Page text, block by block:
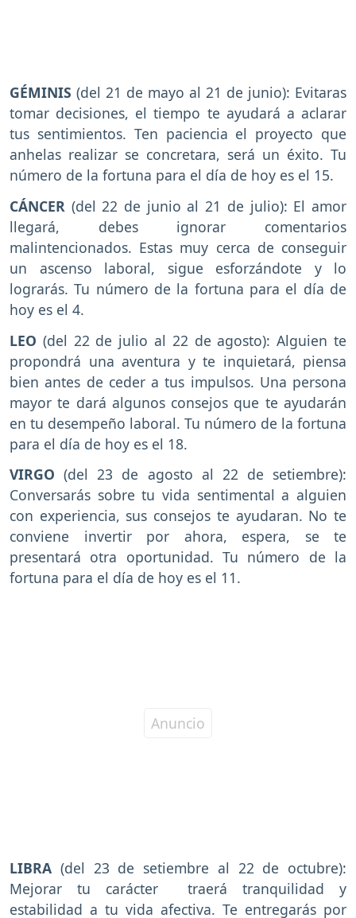
GÉMINIS (del 21 de mayo al 21 de junio): Evitaras
tomar decisiones, el tiempo te ayudará a aclarar
tus sentimientos. Ten paciencia el proyecto que
anhelas realizar se concretara, será un éxito. Tu
número de la fortuna para el día de hoy es el 15.
CÁNCER (del 22 de junio al 21 de julio): El amor
llegará, debes ignorar comentarios
malintencionados. Estas muy cerca de conseguir
un ascenso laboral, sigue esforzándote y lo
lograrás. Tu número de la fortuna para el día de
hoy es el 4.
LEO (del 22 de julio al 22 de agosto): Alguien te
propondrá una aventura y te inquietará, piensa
bien antes de ceder a tus impulsos. Una persona
mayor te dará algunos consejos que te ayudarán
en tu desempeño laboral. Tu número de la fortuna
para el día de hoy es el 18.
VIRGO (del 23 de agosto al 22 de setiembre):
Conversarás sobre tu vida sentimental a alguien
con experiencia, sus consejos te ayudaran. No te
conviene invertir por ahora, espera, se te
presentará otra oportunidad. Tu número de la
fortuna para el día de hoy es el 11.
LIBRA (del 23 de setiembre al 22 de octubre):
Mejorar tu carácter traerá tranquilidad y
estabilidad a tu vida afectiva. Te entregarás por